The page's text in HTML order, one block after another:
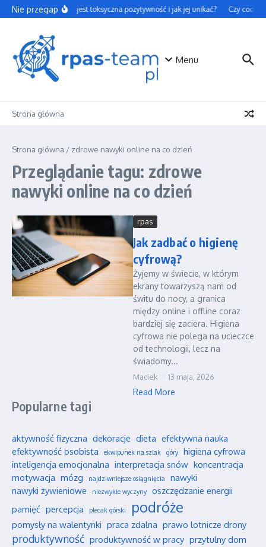
Przejdź do treści
Nie przegapCzym jest toksyczna pozytywność i jak jej unikać? Czy
Menu
Strona główna
Strona główna / zdrowe nawyki online na co dzień
Przeglądanie tagu: zdrowe
nawyki online na co dzień
rpas
Jak zadbać o higienę
cyfrową?
Żyjemy w świecie, w którym
ekrany towarzyszą nam od
świtu do nocy, a granica
między online i offline coraz
bardziej się zaciera. Higiena
cyfrowa nie polega na ucieczce
od technologii, lecz na
świadomy...
Maciek 13 maja, 2026
Read More
Popularne tagi
aktywność fizyczna dekoracje dieta efektywna nauka
efektywność osobista
ekwipunek na szlak góry
higiena cyfrowa
inteligencja emocjonalna interpretacja snów koncentracja
motywacja mózg najdziwniejsze osiągnięcia
nawyki
nawyki żywieniowe
niezwykłe wyczyny
oszczędzanie energii
pamięć percepcja plecak górski podróże
pomysły na walentynki praca zdalna prawo lotnicze drony
produktywność produktywność w pracy przytulny dom